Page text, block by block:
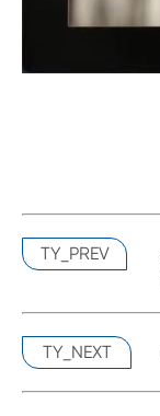
TY_PREV
TY_NEXT